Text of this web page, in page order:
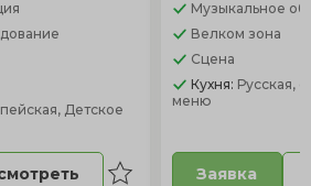
Детское
Музыкальное
Велком зона
Сцена
Кухня: Русская,
меню
Заявка